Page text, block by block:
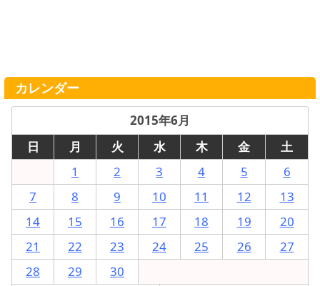
カレンダー
2015年6月
日
月 火 水 木 金
土
1
2 3 4 5
6
7
8 9 10 11 12
13
14
15 16 17 18 19
20
21
22 23 24 25 26
27
28
29 30